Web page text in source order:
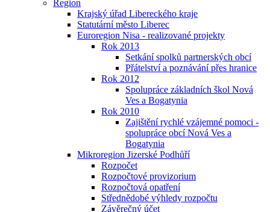
Region
Krajský úřad Libereckého kraje
Statutární město Liberec
Euroregion Nisa - realizované projekty
Rok 2013
Setkání spolků partnerských obcí
Přátelství a poznávání přes hranice
Rok 2012
Spolupráce základních škol Nová
Ves a Bogatynia
Rok 2010
Zajištění rychlé vzájemné pomoci -
spolupráce obcí Nová Ves a
Bogatynia
Mikroregion Jizerské Podhůří
Rozpočet
Rozpočtové provizorium
Rozpočtová opatření
Střednědobé výhledy rozpočtu
Závěrečný účet